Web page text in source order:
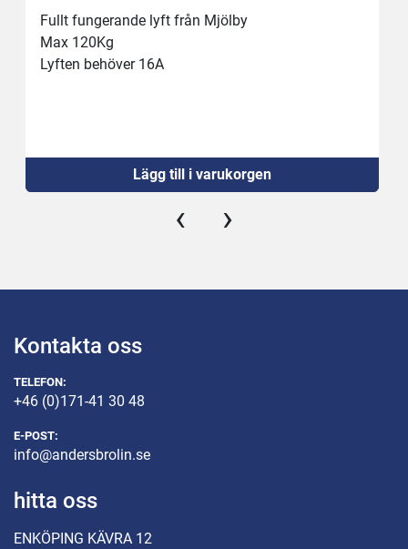
Fullt fungerande lyft från Mjölby
Max 120Kg
Lyften behöver 16A
Lägg till i varukorgen
‹ ›
Kontakta oss
TELEFON:
+46 (0)171-41 30 48
E-POST:
info@andersbrolin.se
hitta oss
ENKÖPING KÄVRA 12